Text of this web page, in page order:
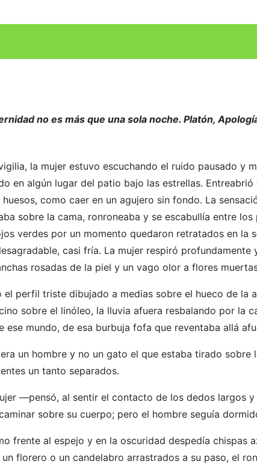
no es más que una sola noche. Platón,
la mujer estuvo escuchando el ruido pausado y
en algún lugar del patio bajo las estrellas.
como caer en un agujero sin fondo. La
sobre la cama, ronroneaba y se escabullía entre
verdes por un momento quedaron retratados en la
casi fría. La mujer respiró
rosadas de la piel y un vago olor a flores
el perfil triste dibujado a medias sobre el hueco de la
sobre el linóleo, la lluvia afuera resbalando por la
ese mundo, de esa burbuja fofa que reventaba allá
un hombre y no un gato el que estaba tirado sobre
un tanto separados.
—pensó, al sentir el contacto de los dedos largos y
sobre su cuerpo; pero el hombre seguía
frente al espejo y en la oscuridad despedía chispas
florero o un candelabro arrastrados a su paso, el